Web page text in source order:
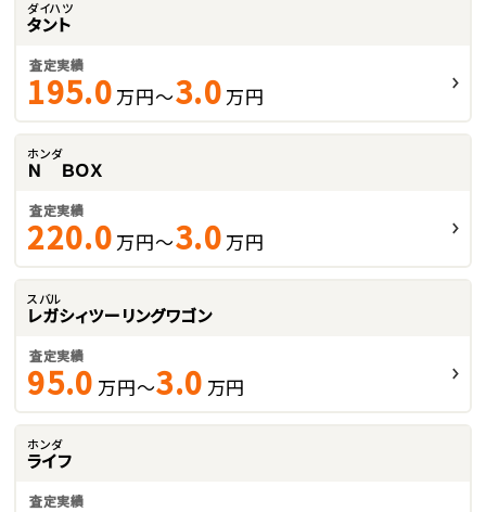
ダイハツ
タント
査定実績
195.0 万円～3.0 万円
ホンダ
Ｎ ＢＯＸ
査定実績
220.0 万円～3.0 万円
スバル
レガシィツーリングワゴン
査定実績
95.0 万円～3.0 万円
ホンダ
ライフ
査定実績